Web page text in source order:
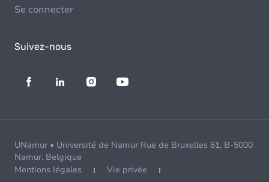
Se connecter
Suivez-nous
UNamur • Université de Namur Rue de Bruxelles 61, B-5000
Namur, Belgique
Mentions légales
Vie privée